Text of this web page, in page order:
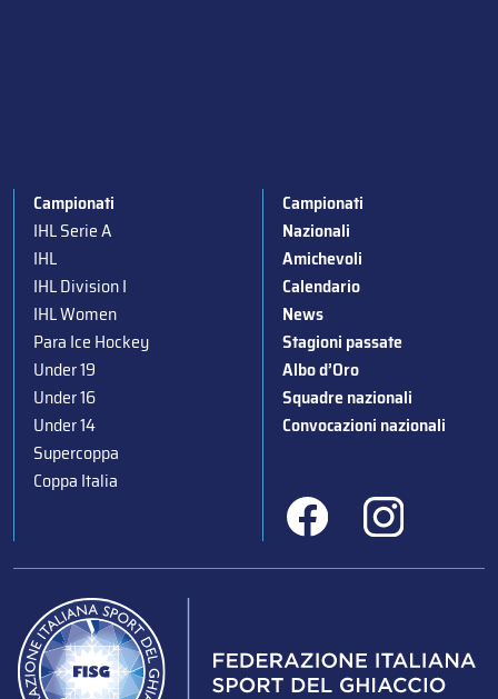
Campionati
IHL Serie A
IHL
IHL Division I
IHL Women
Para Ice Hockey
Under 19
Under 16
Under 14
Supercoppa
Coppa Italia
Campionati
Nazionali
Amichevoli
Calendario
News
Stagioni passate
Albo d’Oro
Squadre nazionali
Convocazioni nazionali